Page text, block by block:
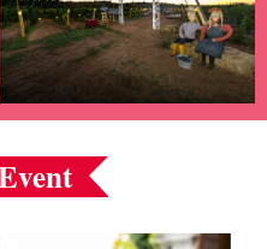
Masseria Stali a Caprarica di
Lecce: dove l’ospitalità
incontra il gusto